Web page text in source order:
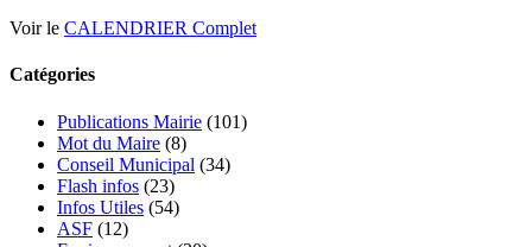
Voir le CALENDRIER Complet
Catégories
Publications Mairie (101)
Mot du Maire (8)
Conseil Municipal (34)
Flash infos (23)
Infos Utiles (54)
ASF (12)